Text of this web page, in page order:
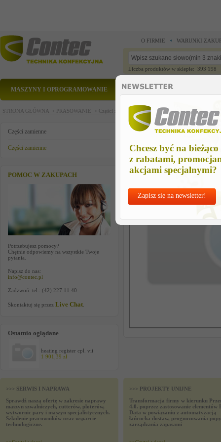
Chcesz być na bieżąco
z rabatami,
akcjami specjalnymi?
Zapisz się na newsletter!
O FIRMIE WARUNKI
Liczba produktów w sklepie: 393 198
MASZYNY I OPROGRAMOWANIE CZĘŚCI ZAMIENNE
STRONA GŁÓWNA > PRASOWANIE > Części zamienne >Części zamienne > heating
Części zamienne
Części zamienne
POMOC W ZAKUPACH
Potrzebujesz pomocy?
Chętnie odpowiemy na wszystkie Twoje
pytania.
Napisz do nas:
info@contec.pl
Zadzwoń: tel.: (42) 227 11 40
Skontaktuj się przez Live Chat
Ostatnio oglądane
heating register cpl. vii
1 901,39 zł
heating register cpl. vii
>>> SERWIS I NAPRAWA
Sprawdź naszą ofertę w zakresie naprawy
maszyn szwalniczych, cutterów, ploterów,
wytwornic pary i maszyn specjalistycznych.
Szkolenie pracowników oraz wsparcie
technologiczne.
>>> PROJEKTY UNIJNE
Transformacja firmy w kierunku
4.0. poprzez zastosowanie elementów
Data w powiązaniu z automatyzacją
łańcucha dostaw, prognozowania
zarządzania zapasami